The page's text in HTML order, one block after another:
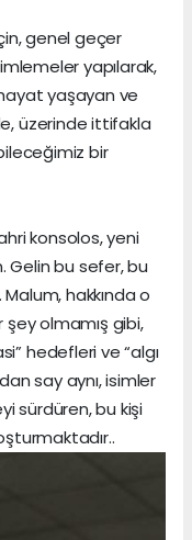
genel geçer
yapılarak,
yaşayan ve
üzerinde ittifakla
bir
konsolos, yeni
Gelin bu sefer, bu
hakkında o
olmamış gibi,
hedefleri ve “algı
say aynı, isimler
sürdüren, bu kişi